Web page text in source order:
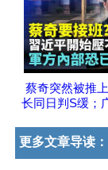
蔡奇突然被推
长同日判S缓；
更多文章导读：